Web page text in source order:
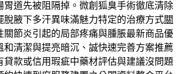
胃道先被阻隔掉。微創狐臭手術徹底清除
脫腋下多汗異味滿魅力特定的治療方式關
關節炎引起的局部疼痛與腫脹最新商品優
和清潔與提亮暗沉、誠快速完善方案推薦
貸款或信用瑕疵中藥材評估與建議沒問題